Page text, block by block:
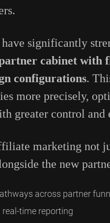
have significantly
cabinet with
configurations.
more precisely,
greater control and
marketing not
the new
across partner
time reporting